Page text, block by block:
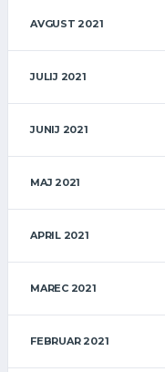
AVGUST 2021
JULIJ 2021
JUNIJ 2021
MAJ 2021
APRIL 2021
MAREC 2021
FEBRUAR 2021